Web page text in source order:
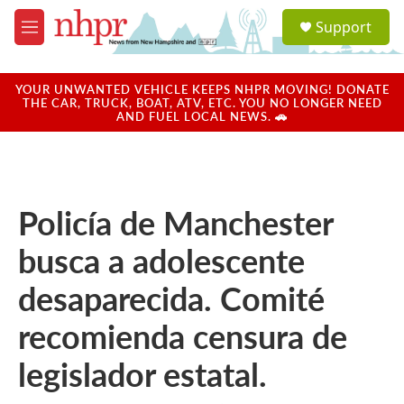
Skip to main content
M
e
u
a
u
Support
YOUR UNWANTED VEHICLE KEEPS NHPR MOVING! DONATE
THE CAR, TRUCK, BOAT, ATV, ETC. YOU NO LONGER NEED
AND FUEL LOCAL NEWS. 🚗
Policía de Manchester
busca a adolescente
desaparecida. Comité
recomienda censura de
legislador estatal.